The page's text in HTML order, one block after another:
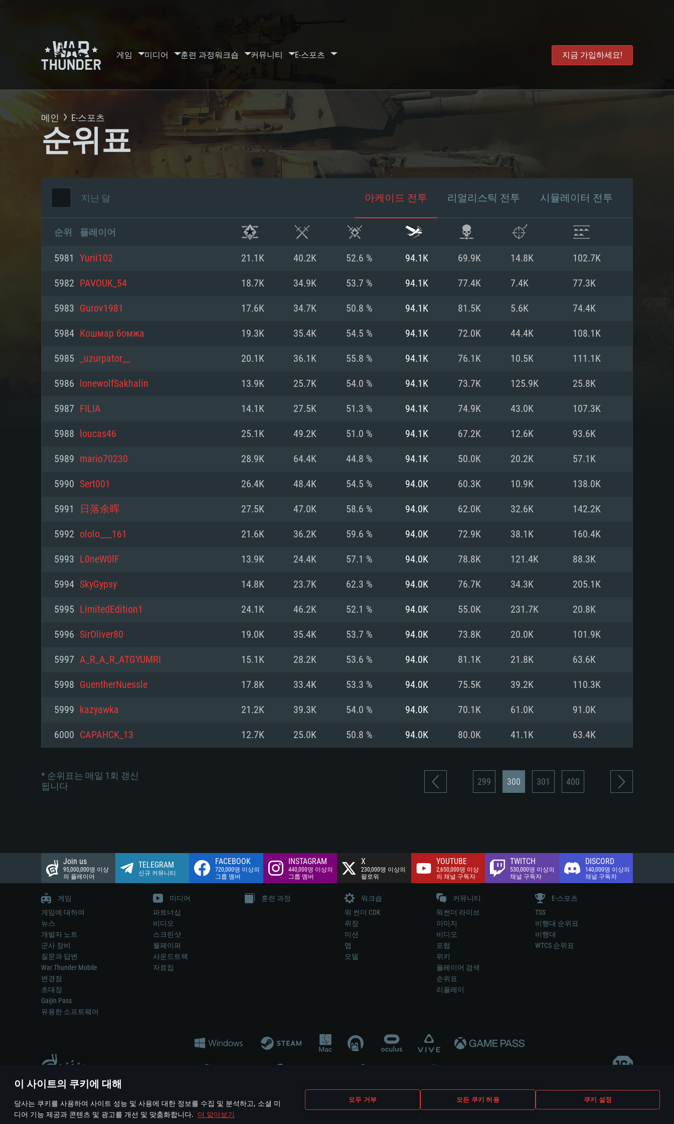
이 사이트의 쿠키에 대해
당사는 쿠키를 사용하여 사이트 성능 및 사용에 대한 정보를 수집 및 분석하고, 소셜 미
디어 기능 제공과 콘텐츠 및 광고를 개선 및 맞춤화합니다. 더 알아보기
모두 거부 모든 쿠키 허용 쿠키 설정
게임 미디어 훈련 과정워크숍 커뮤니티 E-스포츠 지금 가입하세요!
시스템 요구사항
PC MAC Linux
최소사양
운영체제: Windows 10 (64 bit)
프로세서: 2.2 GHz 듀얼코어 이상
메모리: 4GB
그래픽 카드: DirectX 11 이상을 지원하는 AMD
해상도: 720p
네트워크: 브로드밴드 인터넷
여유 저장 공간: 22.1 GB (최소 클라이언트)
권장 사양
운영체제: Windows 10/11 (64 bit)
프로세서: Intel Core i5 또는 Ryzen 5 3600 이상
메모리: 16 GB 이상
그래픽 카드: DirectX 11 이상을 지원하는 Nvidia
최소사양
운영체제: Mac OS Big Sur 11.0
프로세서: 최소 2.2 GHz의 Core i5 (Intel Xeon 은 지
(Mac), 혹은 이와 비슷한 성능을 가지는 Mac 버전
의 AMD/Nvidia. 최소 해상도: 720p
네트워크: 브로드밴드 인터넷
여유 저장 공간: 22.1 GB (최소 클라이언트)
권장 사양
운영체제: Mac OS Big Sur 11.0
프로세서: Core i7 (Intel Xeon 은 지원하지 않습니
상
네트워크: 브로드밴드 인터넷
여유 저장 공간: 62.2 GB (전체 클라이언트)
최소사양
운영체제: 64bit Linux 중 최신 버전
프로세서: 2.4 GHz 듀얼코어
메모리: 4 GB
그래픽 카드: Vulkan 을 지원하고, 최신 그래픽 드라
와 동급의 성능을 가지며 최신 그래픽 드라이버를
지원하는 AMD (6개월 미만; 최소사양 지원 해상도
권장 사양
운영체제: Ubuntu 20.04 64bit
프로세서: Intel Core i7
메모리: 16 GB
그래픽 카드: Vulkan 을 지원하고, 최신 그래픽 드라
와 동급의 성능을 가지며 최신 그래픽 드라이버를
지원하는 AMD RX 570 (6개월 미만; 최소사양 지원
메인 E-스포츠
순위표
지난 달 아케이드 전투 리얼리스틱 전투 시뮬레이터 전투
순위 플레이어
5981 Yurii102 21.1K 40.2K 52.6 % 94.1K 69.9K 14.8K 102.7K
5982 PAVOUK_54 18.7K 34.9K 53.7 % 94.1K 77.4K 7.4K 77.3K
5983 Gurov1981 17.6K 34.7K 50.8 % 94.1K 81.5K 5.6K 74.4K
5984 Кошмар бомжа 19.3K 35.4K 54.5 % 94.1K 72.0K 44.4K 108.1K
5985 _uzurpator__ 20.1K 36.1K 55.8 % 94.1K 76.1K 10.5K 111.1K
5986 lonewolfSakhalin 13.9K 25.7K 54.0 % 94.1K 73.7K 125.9K 25.8K
5987 FILIA 14.1K 27.5K 51.3 % 94.1K 74.9K 43.0K 107.3K
5988 loucas46 25.1K 49.2K 51.0 % 94.1K 67.2K 12.6K 93.6K
5989 mario70230 28.9K 64.4K 44.8 % 94.1K 50.0K 20.2K 57.1K
5990 Sert001 26.4K 48.4K 54.5 % 94.0K 60.3K 10.9K 138.0K
5991 日落余晖 27.5K 47.0K 58.6 % 94.0K 62.0K 32.6K 142.2K
5992 ololo___161 21.6K 36.2K 59.6 % 94.0K 72.9K 38.1K 160.4K
5993 L0neW0lF 13.9K 24.4K 57.1 % 94.0K 78.8K 121.4K 88.3K
5994 SkyGypsy 14.8K 23.7K 62.3 % 94.0K 76.7K 34.3K 205.1K
5995 LimitedEdition1 24.1K 46.2K 52.1 % 94.0K 55.0K 231.7K 20.8K
5996 SirOliver80 19.0K 35.4K 53.7 % 94.0K 73.8K 20.0K 101.9K
5997 A_R_A_R_ATGYUMRI 15.1K 28.2K 53.6 % 94.0K 81.1K 21.8K 63.6K
5998 GuentherNuessle 17.8K 33.4K 53.3 % 94.0K 75.5K 39.2K 110.3K
5999 kazyawka 21.2K 39.3K 54.0 % 94.0K 70.1K 61.0K 91.0K
6000 CAPAHCK_13 12.7K 25.0K 50.8 % 94.0K 80.0K 41.1K 63.4K
* 순위표는 매일 1회 갱신
됩니다
299 300 301 400
Join us
95,000,000명 이상
의 플레이어
TELEGRAM
신규 커뮤니티
FACEBOOK
720,000명 이상의
그룹 멤버
INSTAGRAM
440,000명 이상의
그룹 멤버
X
230,000명 이상의
팔로워
YOUTUBE
2,650,000명 이상
의 채널 구독자
TWITCH
530,000명 이상의
채널 구독자
DISCORD
140,000명 이상의
채널 구독자
게임
게임에 대하여
뉴스
개발자 노트
군사 장비
질문과 답변
War Thunder Mobile
변경점
초대장
Gaijin Pass
유용한 소프트웨어
미디어
파트너십
비디오
스크린샷
월페이퍼
사운드트랙
자료집
훈련 과정
워크숍
워 썬더 CDK
위장
미션
맵
모델
커뮤니티
워썬더 라이브
이미지
비디오
포럼
위키
플레이어 검색
순위표
리플레이
E-스포츠
TSS
비행대 순위표
비행대
WTCS 순위표
게임 에서 어떠한 현실의 무기나 차량을 묘사하는 것은 무기 개발 업체나 장비 제조 업체가 게임 개발 후원 또는 홍보에 참여하지 않습니다..
© 2011—2026 Gaijin Games Kft. All trademarks, logos and brand names are the property of their respective owners.
이용 약관 이용 약관